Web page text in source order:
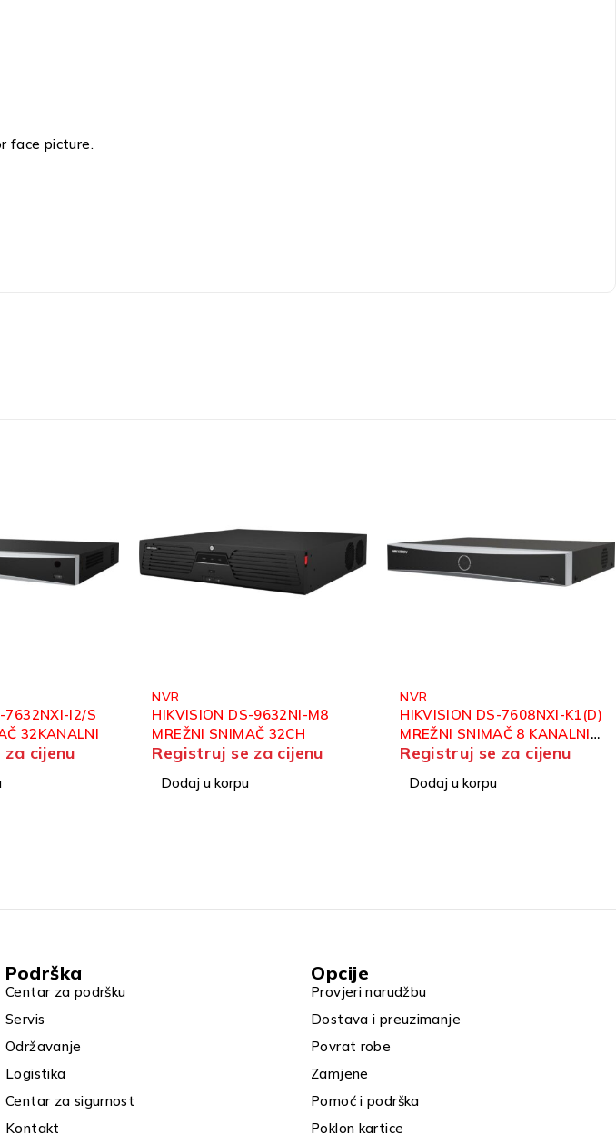
face picture.
9632NI-M8
32CH
cijenu
NVR
HIKVISION DS-7608NXI-K1(D)
MREŽNI SNIMAČ 8 KANALNI
ACU SENSE 4K
Registruj se za cijenu
Dodaj u korpu
NVR
HIKVISION DS-7616NXI-
K2/16P MREŽNI SNIMAČ
16CH 4K POE ACUSENSE
Registruj se za cijenu
Dodaj u korpu
Podrška
Centar za podršku
Servis
Održavanje
Logistika
Centar za sigurnost
Kontakt
Opcije
Provjeri narudžbu
Dostava i preuzimanje
Povrat robe
Zamjene
Pomoć i podrška
Poklon kartice